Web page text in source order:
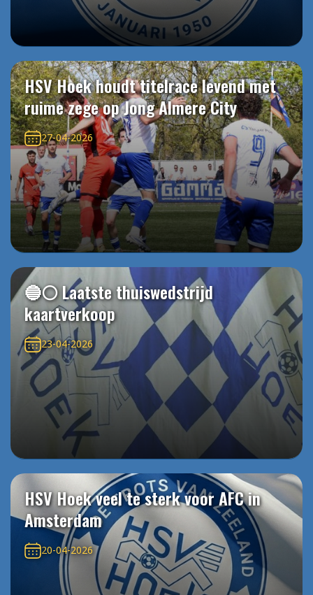
HSV Hoek houdt titelrace levend met
ruime zege op Jong Almere City
27-04-2026
🔵⚪️ Laatste thuiswedstrijd
kaartverkoop
23-04-2026
HSV Hoek veel te sterk voor AFC in
Amsterdam
20-04-2026